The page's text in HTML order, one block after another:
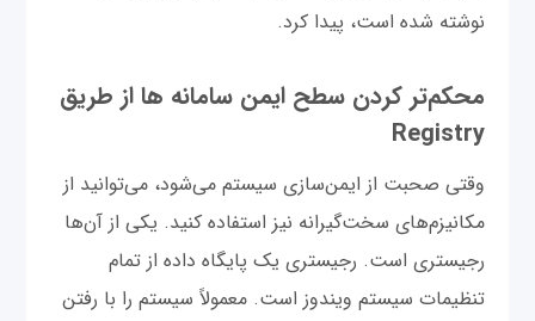
نوشته شده است، پیدا کرد.
محکم‌تر کردن سطح ایمن سامانه ها از طریق
Registry
وقتی صحبت از ایمن‌سازی سیستم می‌شود، می‌توانید از
مکانیزم‌های سخت‌گیرانه نیز استفاده کنید. یکی از آن‌ها
رجیستری است. رجیستری یک پایگاه داده از تمام
تنظیمات سیستم ویندوز است. معمولاً سیستم را با رفتن